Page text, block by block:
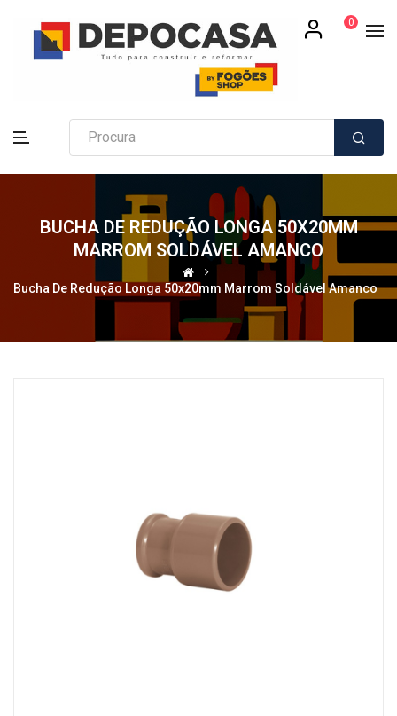
0
BUCHA DE REDUÇÃO LONGA 50X20MM
MARROM SOLDÁVEL AMANCO
Bucha De Redução Longa 50x20mm Marrom Soldável Amanco